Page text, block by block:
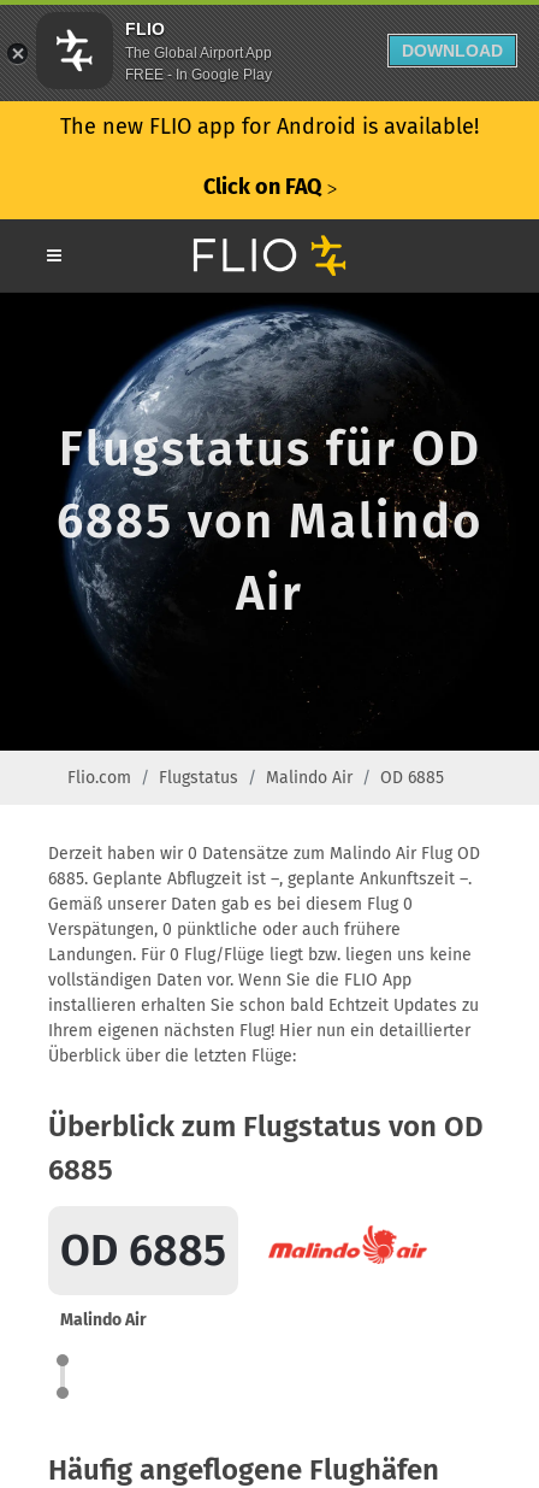
The new FLIO app for Android is available!
Click on FAQ ᐳ
Flugstatus für OD
6885 von Malindo
Air
Flio.com Flugstatus Malindo Air OD 6885
Derzeit haben wir 0 Datensätze zum Malindo Air Flug OD
6885. Geplante Abflugzeit ist –, geplante Ankunftszeit –.
Gemäß unserer Daten gab es bei diesem Flug 0
Verspätungen, 0 pünktliche oder auch frühere
Landungen. Für 0 Flug/Flüge liegt bzw. liegen uns keine
vollständigen Daten vor. Wenn Sie die FLIO App
installieren erhalten Sie schon bald Echtzeit Updates zu
Ihrem eigenen nächsten Flug! Hier nun ein detaillierter
Überblick über die letzten Flüge:
Überblick zum Flugstatus von OD
6885
OD 6885
Malindo Air
Häufig angeflogene Flughäfen
FLIO
The Global Airport App
FREE - In Google Play
DOWNLOAD